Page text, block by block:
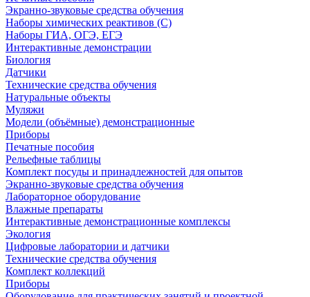
Экранно-звуковые средства обучения
Наборы химических реактивов (С)
Наборы ГИА, ОГЭ, ЕГЭ
Интерактивные демонстрации
Биология
Датчики
Технические средства обучения
Натуральные объекты
Муляжи
Модели (объёмные) демонстрационные
Приборы
Печатные пособия
Рельефные таблицы
Комплект посуды и принадлежностей для опытов
Экранно-звуковые средства обучения
Лабораторное оборудование
Влажные препараты
Интерактивные демонстрационные комплексы
Экология
Цифровые лаборатории и датчики
Технические средства обучения
Комплект коллекций
Приборы